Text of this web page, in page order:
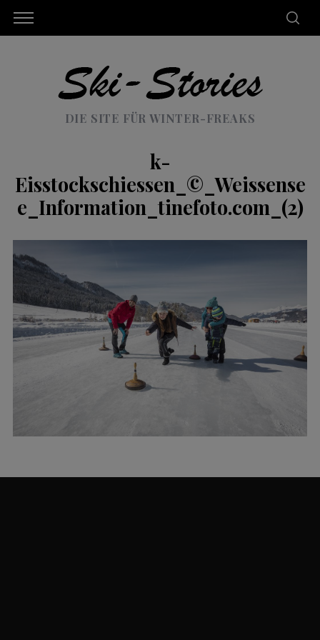
DIE SITE FÜR WINTER-FREAKS
k-
Eisstockschiessen_©_Weissense
e_Information_tinefoto.com_(2)